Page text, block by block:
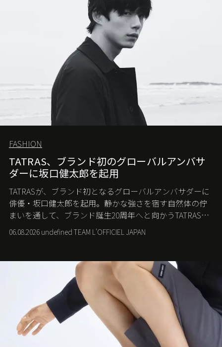
FASHION
TATRAS、ブランド初のグローバルアンバサ
ダーに坂口健太郎を起用
TATRASが、ブランド初となるグローバルアンバサダーに
俳優・坂口健太郎を起用。静かな強さを宿す自然体の佇
まいを通して、ブランド誕生20周年へと向かうTATRASの
新たなストーリーを発信する。
06.08.2026 undefined TEAM L'OFFICIEL JAPAN